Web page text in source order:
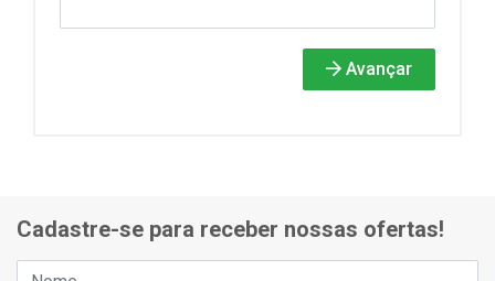
Avançar
Cadastre-se para receber nossas ofertas!